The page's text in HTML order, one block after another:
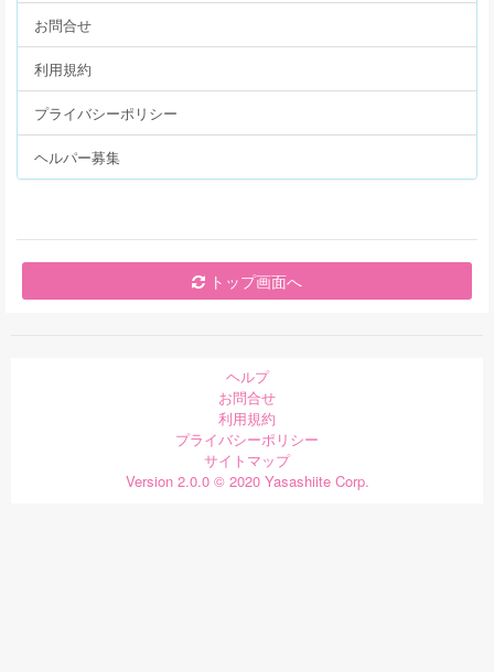
お問合せ
利用規約
プライバシーポリシー
ヘルパー募集
トップ画面へ
ヘルプ
お問合せ
利用規約
プライバシーポリシー
サイトマップ
Version 2.0.0 © 2020 Yasashiite Corp.